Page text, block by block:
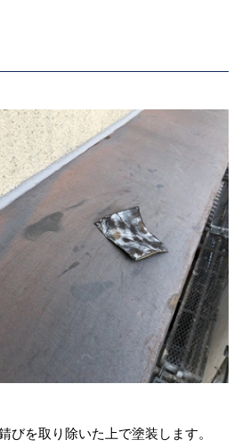
びを取り除いた上で塗装します。